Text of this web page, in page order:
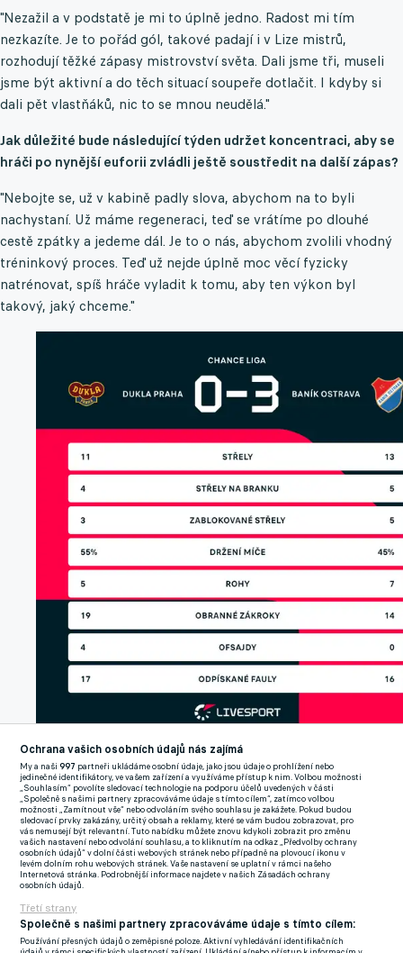
"Nezažil a v podstatě je mi to úplně jedno. Radost mi tím
nezkazíte. Je to pořád gól, takové padají i v Lize mistrů,
rozhodují těžké zápasy mistrovství světa. Dali jsme tři, museli
jsme být aktivní a do těch situací soupeře dotlačit. I kdyby si
dali pět vlastňáků, nic to se mnou neudělá."
Jak důležité bude následující týden udržet koncentraci, aby se
hráči po nynější euforii zvládli ještě soustředit na další zápas?
"Nebojte se, už v kabině padly slova, abychom na to byli
nachystaní. Už máme regeneraci, teď se vrátíme po dlouhé
cestě zpátky a jedeme dál. Je to o nás, abychom zvolili vhodný
tréninkový proces. Teď už nejde úplně moc věcí fyzicky
natrénovat, spíš hráče vyladit k tomu, aby ten výkon byl
takový, jaký chceme."
Statistiky zápasu.Opta by Stats Perform
Jak vám bylo, když fanoušci skandovali vaše jméno?
"Beru to tak, že když se vyhrává, trenér zůstane trošku v ústraní,
a když je to naopak a jsou tam nepříjemné okamžiky, jaké jsme
zažili třeba na Slovácku, snažíme se klukům pomoct a schytat
za ně ty největší rány."
Dá se říct, že se ve čtvrtém zápase pod vámi ustálila základní
Ochrana vašich osobních údajů nás zajímá
My a naši997 partneři ukládáme osobní údaje, jako jsou údaje o prohlížení nebo
jedinečné identifikátory, ve vašem zařízení a využíváme přístup k nim. Volbou možnosti
„Souhlasím“ povolíte sledovací technologie na podporu účelů uvedených v části
„Společně s našimi partnery zpracováváme údaje s tímto cílem“, zatímco volbou
možnosti „Zamítnout vše“ nebo odvoláním svého souhlasu je zakážete. Pokud budou
sledovací prvky zakázány, určitý obsah a reklamy, které se vám budou zobrazovat, pro
vás nemusejí být relevantní. Tuto nabídku můžete znovu kdykoli zobrazit pro změnu
vašich nastavení nebo odvolání souhlasu, a to kliknutím na odkaz „Předvolby ochrany
osobních údajů“ v dolní části webových stránek nebo případně na plovoucí ikonu v
levém dolním rohu webových stránek. Vaše nastavení se uplatní v rámci našeho
Internetová stránka. Podrobnější informace najdete v našich Zásadách ochrany
osobních údajů.
Třetí strany
Společně s našimi partnery zpracováváme údaje s tímto cílem:
Používání přesných údajů o zeměpisné poloze. Aktivní vyhledávání identifikačních